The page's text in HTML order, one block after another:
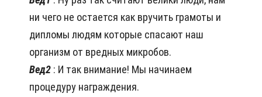
ни чего не остается как вручить грамоты и
дипломы людям которые спасают наш
организм от вредных микробов.
Вед2 : И так внимание! Мы начинаем
процедуру награждения.